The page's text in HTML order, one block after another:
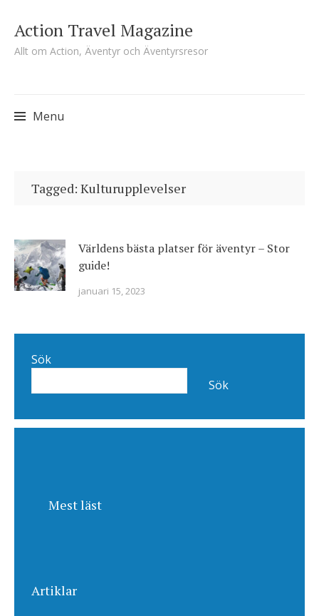
Action Travel Magazine
Allt om Action, Äventyr och Äventyrsresor
Menu
to
Tagged: Kulturupplevelser
Världens bästa platser för äventyr – Stor
guide!
januari 15, 2023
Sök
Sök
Mest läst
Artiklar